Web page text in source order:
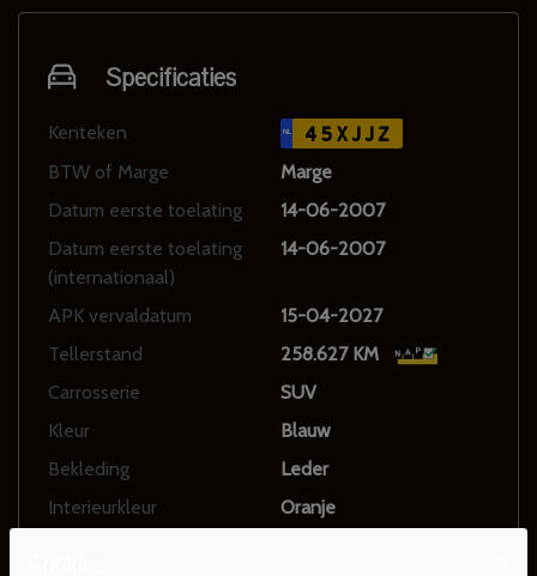
Specificaties
Kenteken NL 45XJJZ
BTW of Marge
Marge
Datum eerste toelating
14-06-2007
Datum eerste toelating
(internationaal)
14-06-2007
APK vervaldatum
15-04-2027
Tellerstand
258.627 KM
Carrosserie
SUV
Kleur
Blauw
Bekleding
Leder
Interieurkleur
Oranje